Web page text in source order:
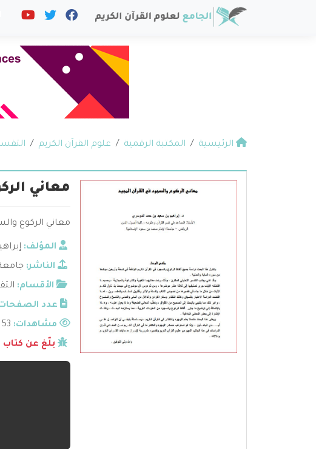
الرئيسية المكتبة الرقمية علوم القرآن الكريم
معاني
معاني الركوع
المؤلف:
الناشر:
الأقسام:
عدد
مشاهدات:
بلّغ عن كتاب